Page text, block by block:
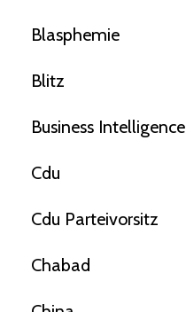
Blasphemie
Blitz
Business Intelligence
Cdu
Cdu Parteivorsitz
Chabad